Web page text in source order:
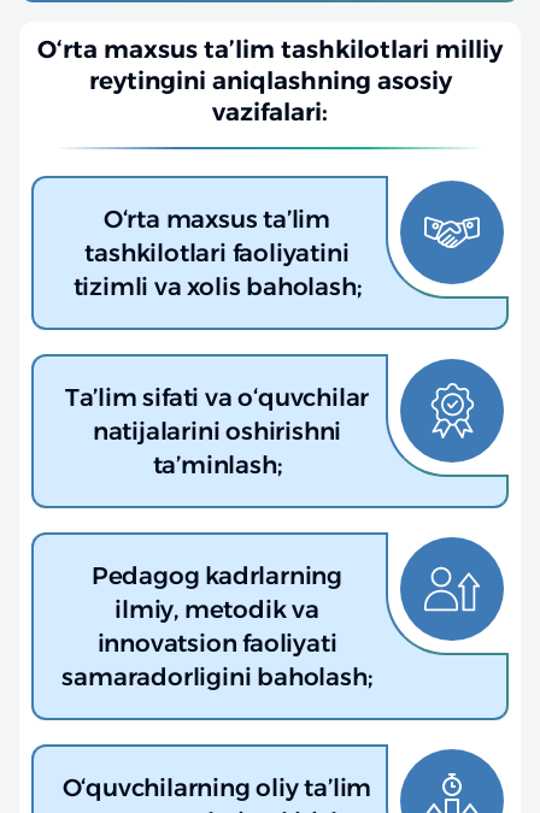
O‘rta maxsus ta’lim tashkilotlari milliy
reytingini aniqlashning asosiy
vazifalari:
O‘rta maxsus ta’lim
tashkilotlari faoliyatini
tizimli va xolis baholash;
Ta’lim sifati va o‘quvchilar
natijalarini oshirishni
ta’minlash;
Pedagog kadrlarning
ilmiy, metodik va
innovatsion faoliyati
samaradorligini baholash;
O‘quvchilarning oliy ta’lim